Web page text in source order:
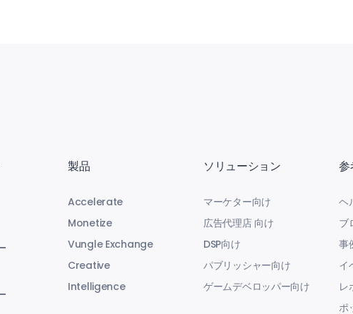
製品
Accelerate
Monetize
Vungle Exchange
Creative
Intelligence
ソリューション
マーケター向け
広告代理店 向け
DSP向け
パブリッシャー向け
ゲームデベロッパー向け
参
ヘ
ブ
事
イ
レ
ポ